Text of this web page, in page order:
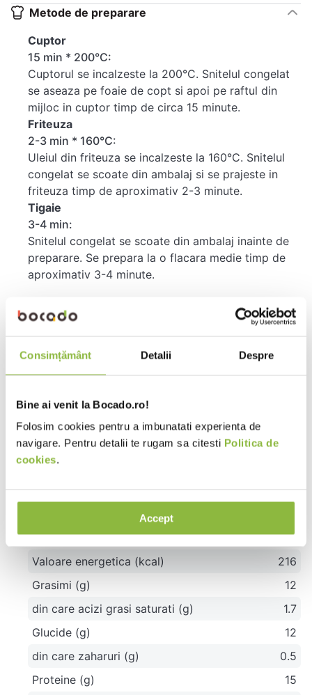
Consimțământ Detalii Despre
Bine ai venit la Bocado.ro!
Folosim cookies pentru a imbunatati experienta de
navigare. Pentru detalii te rugam sa citesti Politica de
cookies.
Accept
Metode de preparare
Cuptor
15 min * 200°C:
Cuptorul se incalzeste la 200°C. Snitelul congelat
se aseaza pe foaie de copt si apoi pe raftul din
mijloc in cuptor timp de circa 15 minute.
Friteuza
2-3 min * 160°C:
Uleiul din friteuza se incalzeste la 160°C. Snitelul
congelat se scoate din ambalaj si se prajeste in
friteuza timp de aproximativ 2-3 minute.
Tigaie
3-4 min:
Snitelul congelat se scoate din ambalaj inainte de
preparare. Se prepara la o flacara medie timp de
aproximativ 3-4 minute.
Ingrediente
dextroza, sare, drojdie, apa), OUA, ulei vegetal
(floarea soarelui si rapita in diferite proportii), faina
OU, GRAU. Poate contine urme de: SOIA, LAPTE,
TELINA, MUSTAR, SEMINTE DE SUSAN si produse
Valori nutritionale 100g
Valoare energetica (kj)
903
Valoare energetica (kcal)
216
Grasimi (g)
12
din care acizi grasi saturati (g)
1.7
Glucide (g)
12
din care zaharuri (g)
0.5
Proteine (g)
15